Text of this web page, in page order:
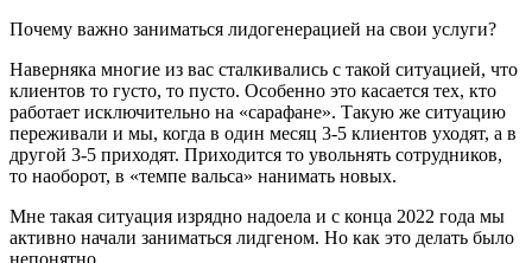
Почему важно заниматься лидогенерацией на свои услуги?
Наверняка многие из вас сталкивались с такой ситуацией, что
клиентов то густо, то пусто. Особенно это касается тех, кто
работает исключительно на «сарафане». Такую же ситуацию
переживали и мы, когда в один месяц 3-5 клиентов уходят, а в
другой 3-5 приходят. Приходится то увольнять сотрудников,
то наоборот, в «темпе вальса» нанимать новых.
Мне такая ситуация изрядно надоела и с конца 2022 года мы
активно начали заниматься лидгеном. Но как это делать было
непонятно.